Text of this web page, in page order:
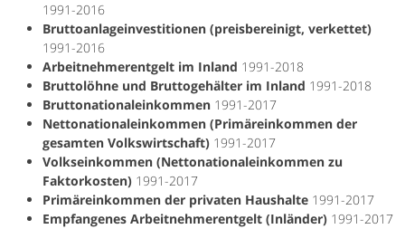
1991-2016
Bruttoanlageinvestitionen (preisbereinigt, verkettet)
1991-2016
Arbeitnehmerentgelt im Inland 1991-2018
Bruttolöhne und Bruttogehälter im Inland 1991-2018
Bruttonationaleinkommen 1991-2017
Nettonationaleinkommen (Primäreinkommen der
gesamten Volkswirtschaft) 1991-2017
Volkseinkommen (Nettonationaleinkommen zu
Faktorkosten) 1991-2017
Primäreinkommen der privaten Haushalte 1991-2017
Empfangenes Arbeitnehmerentgelt (Inländer) 1991-2017